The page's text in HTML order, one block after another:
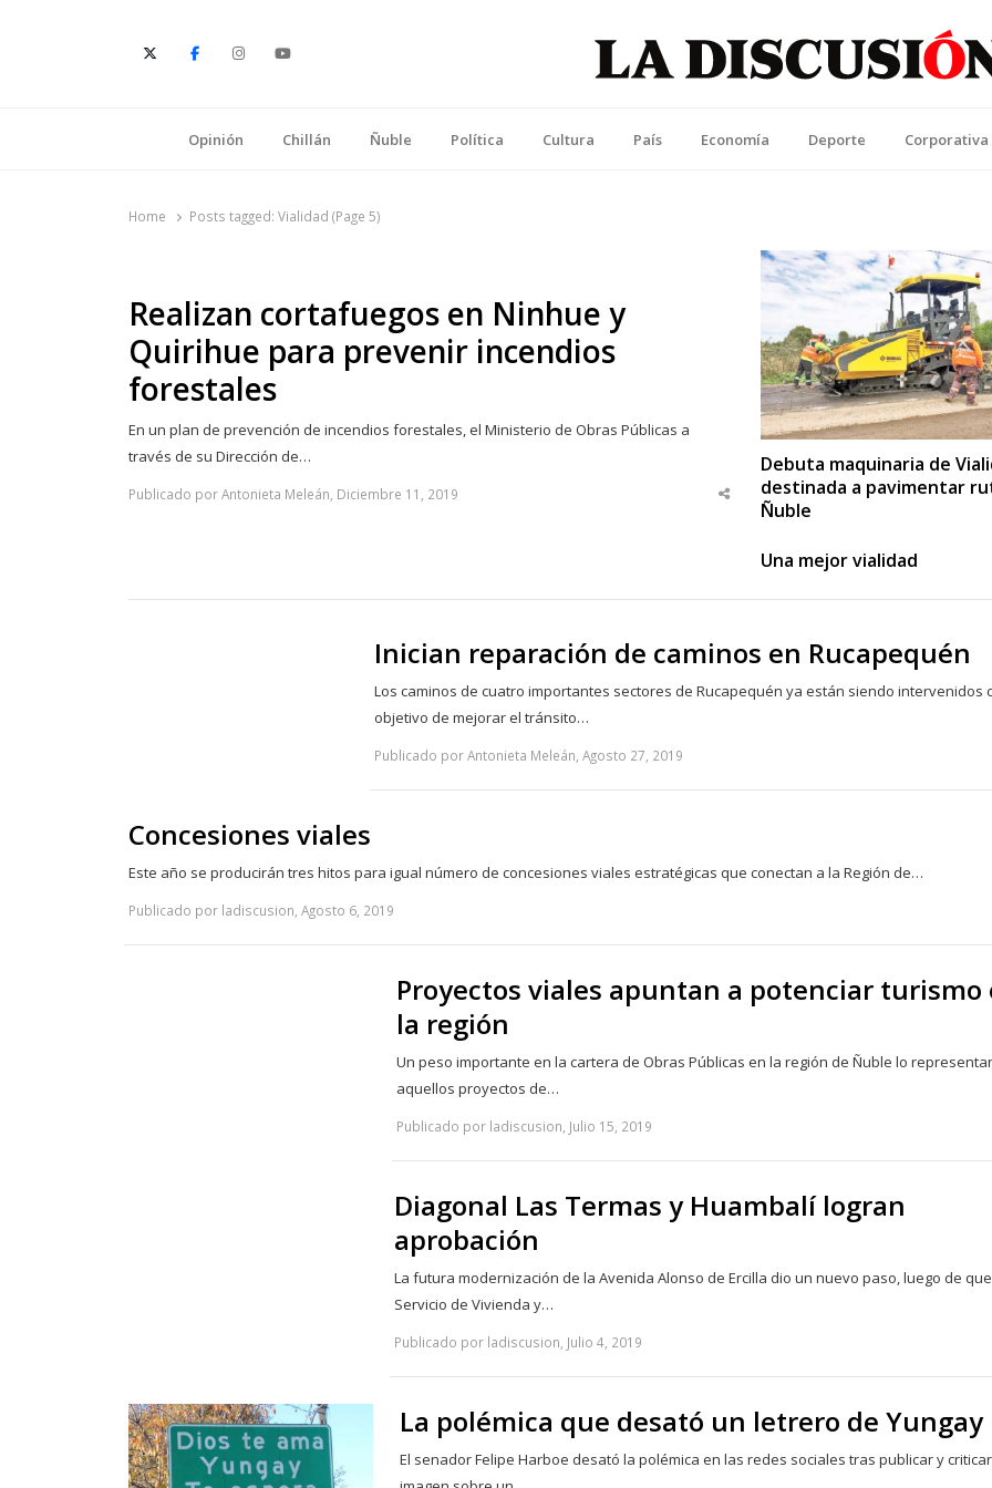
Opinión Chillán Ñuble Política Cultura País Economía Deporte Corporativa
Home Posts tagged: Vialidad (Page 5)
Realizan cortafuegos en Ninhue y
Quirihue para prevenir incendios
forestales
En un plan de prevención de incendios forestales, el Ministerio de Obras Públicas a
través de su Dirección de…
Publicado por Antonieta Meleán, Diciembre 11, 2019
Share
Debuta maquinaria de
destinada a pavimentar
Ñuble
Una mejor vialidad
Inician reparación de caminos en Rucapequén
Los caminos de cuatro importantes sectores de Rucapequén ya están siendo intervenidos
objetivo de mejorar el tránsito…
Publicado por Antonieta Meleán, Agosto 27, 2019
Concesiones viales
Este año se producirán tres hitos para igual número de concesiones viales estratégicas que conectan a la Región de…
Publicado por ladiscusion, Agosto 6, 2019
Proyectos viales apuntan a potenciar turismo
la región
Un peso importante en la cartera de Obras Públicas en la región de Ñuble lo
aquellos proyectos de…
Publicado por ladiscusion, Julio 15, 2019
Diagonal Las Termas y Huambalí logran
aprobación
La futura modernización de la Avenida Alonso de Ercilla dio un nuevo paso, luego de
Servicio de Vivienda y…
Publicado por ladiscusion, Julio 4, 2019
La polémica que desató un letrero de Yungay
El senador Felipe Harboe desató la polémica en las redes sociales tras publicar y